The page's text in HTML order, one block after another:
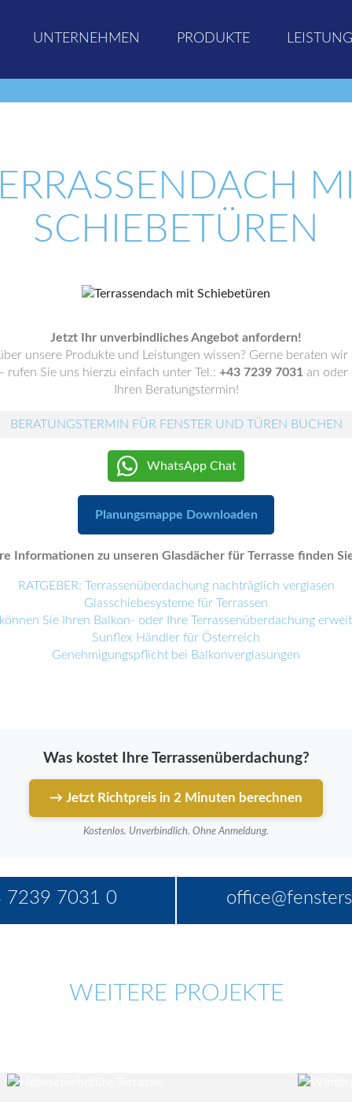
UNTERNEHMEN PRODUKTE
SCHIEBETÜREN
Jetzt Ihr unverbindliches Angebot anfordern!
unsere Produkte und Leistungen wissen? Gerne beraten wir
rufen Sie uns hierzu einfach unter Tel.: +43 7239 7031 an oder
Ihren Beratungstermin!
BERATUNGSTERMIN FÜR FENSTER UND TÜREN BUCHEN
WhatsApp Chat
Planungsmappe Downloaden
Informationen zu unseren Glasdächer für Terrasse finden
RATGEBER: Terrassenüberdachung nachträglich verglasen
Glasschiebesysteme für Terrassen
Sie Ihren Balkon- oder Ihre Terrassenüberdachung
Sunflex Händler für Österreich
Genehmigungspflicht bei Balkonverglasungen
Was kostet Ihre Terrassenüberdachung?
→ Jetzt Richtpreis in 2 Minuten berechnen
Kostenlos. Unverbindlich. Ohne Anmeldung.
7239 7031 0
WEITERE PROJEKTE